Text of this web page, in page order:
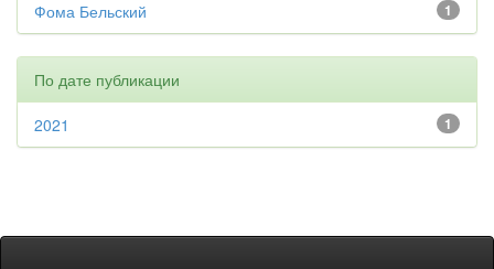
1
Фома Бельский
По дате публикации
1
2021